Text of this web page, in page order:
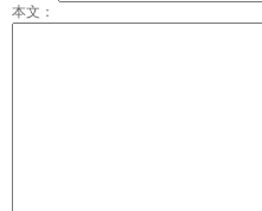
本文：